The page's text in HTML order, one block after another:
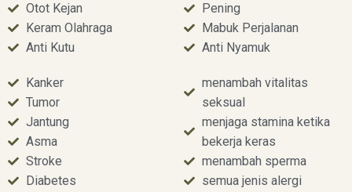
Otot Kejan
Keram Olahraga
Anti Kutu
Pening
Mabuk Perjalanan
Anti Nyamuk
Kanker
Tumor
Jantung
Asma
Stroke
Diabetes
menambah vitalitas
seksual
menjaga stamina ketika
bekerja keras
menambah sperma
semua jenis alergi